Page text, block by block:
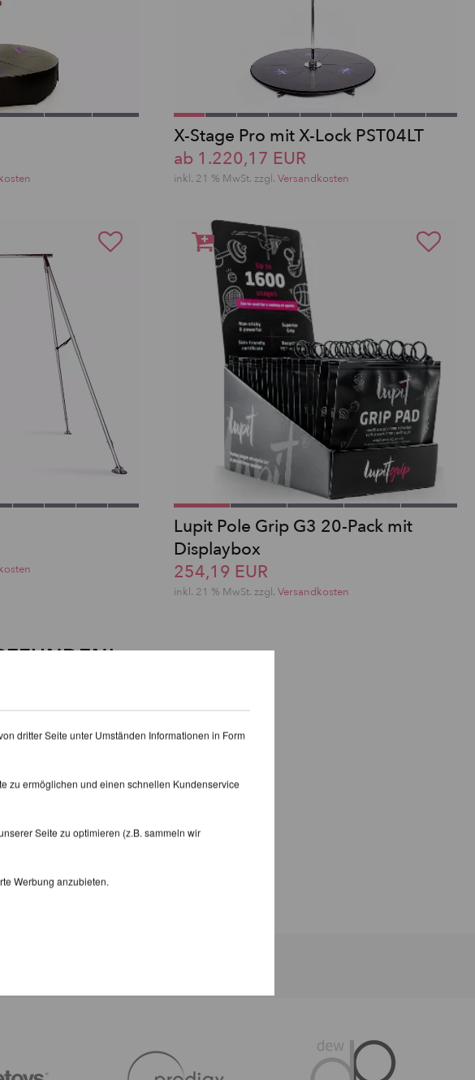
X-Stage Pro mit X-Lock PST04LT
ab 1.220,17 EUR
inkl. 21 % MwSt. zzgl. Versandkosten
Lupit Pole Grip G3 20-Pack mit
Displaybox
254,19 EUR
inkl. 21 % MwSt. zzgl. Versandkosten
dritter Seite unter Umständen Informationen in Form
zu ermöglichen und einen schnellen Kundenservice
Seite zu optimieren (z.B. sammeln wir
Werbung anzubieten.